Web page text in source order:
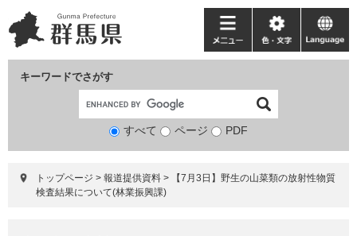
ー
ジ
ニ
ュ
て
キーワードでさがす
検
象
すべて ページ PDF
メ
ニ
ー
色・
文
language
トップページ > 報道提供資料 >
【7月3日】野生の山菜類の放射性物質
検査結果について(林業振興課)